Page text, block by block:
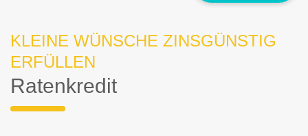
KLEINE WÜNSCHE ZINSGÜNSTIG
ERFÜLLEN
Ratenkredit